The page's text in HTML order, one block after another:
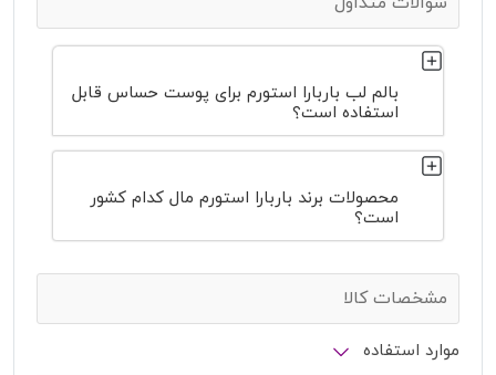
بالم لب باربارا استورم برای پوست حساس قابل
استفاده است؟
محصولات برند باربارا استورم مال کدام کشور
است؟
مشخصات کالا
موارد استفاده